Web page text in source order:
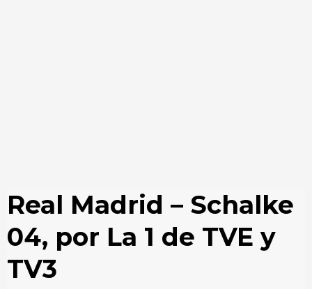
Real Madrid – Schalke
04, por La 1 de TVE y
TV3